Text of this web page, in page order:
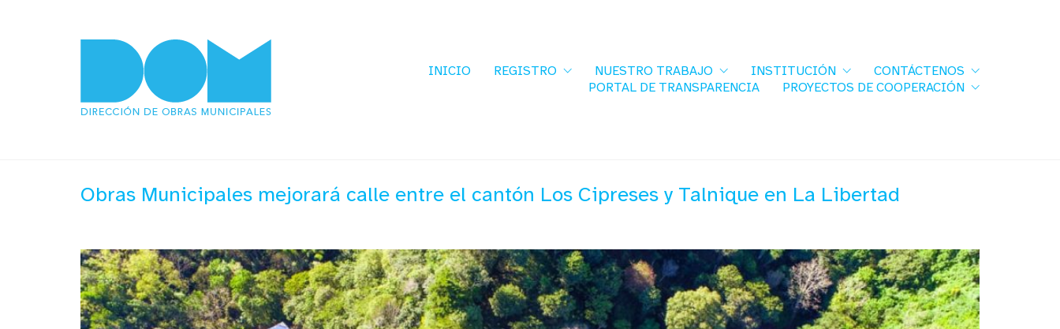
INICIO REGISTRO NUESTRO TRABAJO INSTITUCIÓN
CONTÁCTENOS
PORTAL DE TRANSPARENCIA
PROYECTOS DE COOPERACIÓN
Obras Municipales mejorará calle entre el cantón Los Cipreses y Talnique en La Libertad